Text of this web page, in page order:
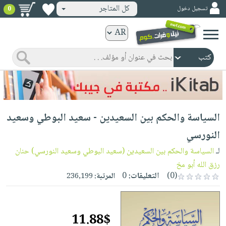
ورقية
المواضيع
صدر
حديثاً
الأكثر
مبيعاً
جوائز
شحن
مخفض
عروض
خاصة
صفحات
مشوقة
كتب
الكترونية
الرئيسية
صدر
حديثاً
الأكثر
مبيعاً
مجانية
كتب
صوتية
الصفحة
الرئيسية
masmu3
حدود
أطفال
وناشئة
الصفحة
وسائل
تسجيل دخول كل المتاجر 0
السياسة والحكم بين السعيدين - سعيد البوطي وسعيد
النورسي
لـالسياسة والحكم بين السعيدين (سعيد البوطي وسعيد النورسي) حنان
رزق الله أبو مخ
(0)
التعليقات:0 المرتبة:236,199
11.88$